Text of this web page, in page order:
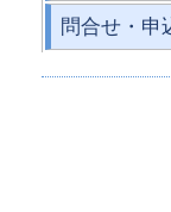
問合せ・申